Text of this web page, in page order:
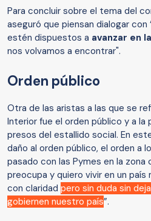
Para concluir sobre el tema del
aseguró que piensan dialogar
estén dispuestos a avanzar en
nos volvamos a encontrar".
Orden público
Otra de las aristas a las que se
Interior fue el orden público y a la
presos del estallido social. En
daño al orden público, el orden a
pasado con las Pymes en la zona
preocupa y quiero vivir en un país
con claridad pero sin duda sin
gobiernen nuestro país”.